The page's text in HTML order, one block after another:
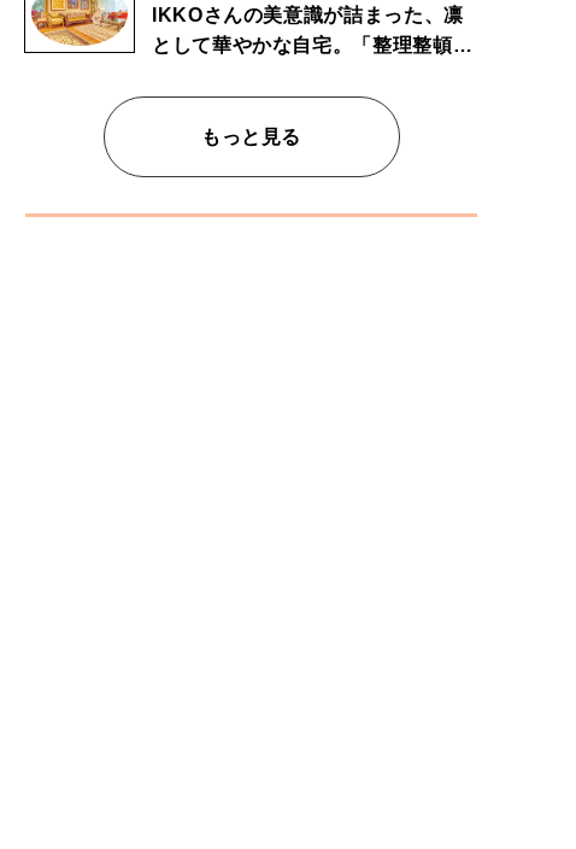
IKKOさんの美意識が詰まった、凛
として華やかな自宅。「整理整頓は
もっと見る